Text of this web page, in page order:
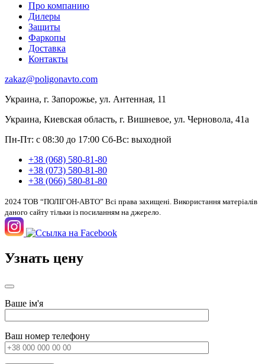
Про компанию
Дилеры
Защиты
Фаркопы
Доставка
Контакты
zakaz@poligonavto.com
Украина, г. Запорожье, ул. Антенная, 11
Украина, Киевская область, г. Вишневое, ул. Черновола, 41а
Пн-Пт: с 08:30 до 17:00 Сб-Вс: выходной
+38 (068) 580-81-80
+38 (073) 580-81-80
+38 (066) 580-81-80
2024 ТОВ “ПОЛІГОН-АВТО” Всі права захищені. Використання матеріалів
даного сайту тільки із посиланням на джерело.
Узнать цену
Ваше ім'я
Ваш номер телефону